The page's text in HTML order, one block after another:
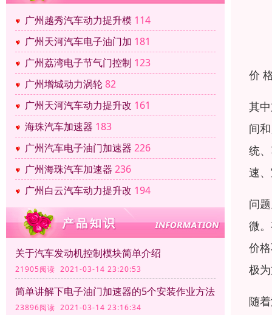
广州越秀汽车动力提升模 114
广州天河汽车电子油门加 181
广州荔湾电子节气门控制 123
广州增城动力涡轮82
广州天河汽车动力提升改 161
海珠汽车加速器 183
广州汽车电子油门加速器 226
广州海珠汽车加速器 236
广州白云汽车动力提升改 194
关于汽车发动机控制模块简单介绍
21905阅读 2021-03-14 23:20:53
简单讲解下电子油门加速器的5个安装作业方法
23896阅读 2021-03-14 23:16:34
价
其
间
统
速
问
微
价
极
随